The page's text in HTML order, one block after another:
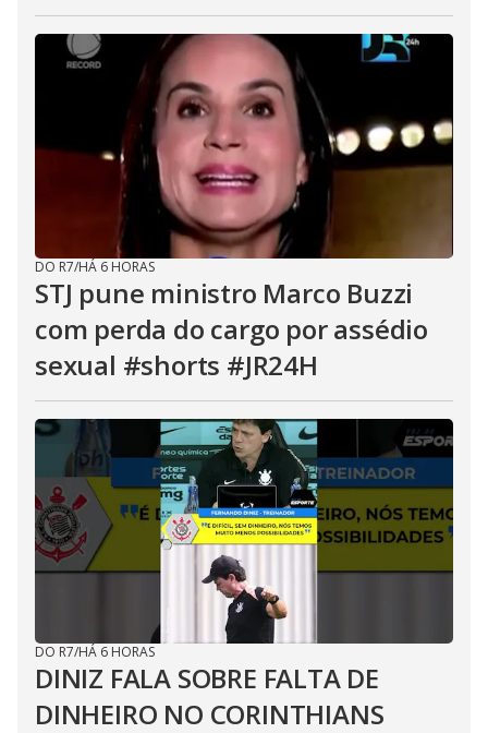
DO R7/HÁ 6 HORAS
STJ pune ministro Marco Buzzi
com perda do cargo por assédio
sexual #shorts #JR24H
DO R7/HÁ 6 HORAS
DINIZ FALA SOBRE FALTA DE
DINHEIRO NO CORINTHIANS